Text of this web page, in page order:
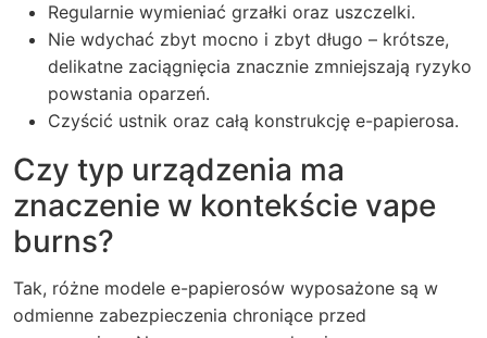
Regularnie wymieniać grzałki oraz uszczelki.
Nie wdychać zbyt mocno i zbyt długo – krótsze,
delikatne zaciągnięcia znacznie zmniejszają ryzyko
powstania oparzeń.
Czyścić ustnik oraz całą konstrukcję e-papierosa.
Czy typ urządzenia ma
znaczenie w kontekście vape
burns?
Tak, różne modele e-papierosów wyposażone są w
odmienne zabezpieczenia chroniące przed